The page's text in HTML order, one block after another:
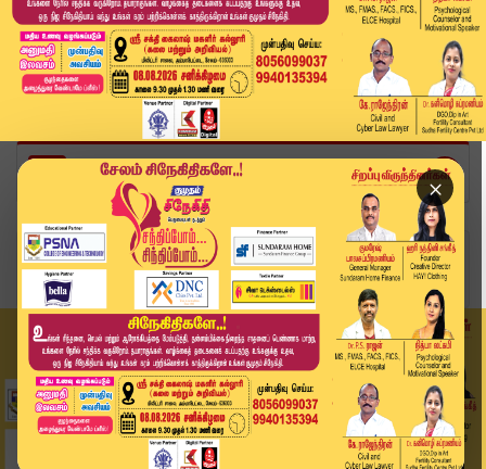
×
Home
வீடியோ ஸ்டோரி
பழைய நாடாளுமன்றத்தில் அரசமைப்பு தின விழா கொண்டா...